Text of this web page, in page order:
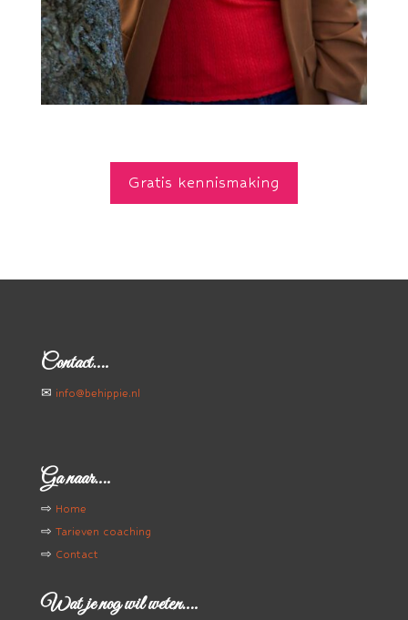
Gratis kennismaking
Contact….
✉ info@behippie.nl
Ga naar….
⇨ Home
⇨ Tarieven coaching
⇨ Contact
Wat je nog wil weten….